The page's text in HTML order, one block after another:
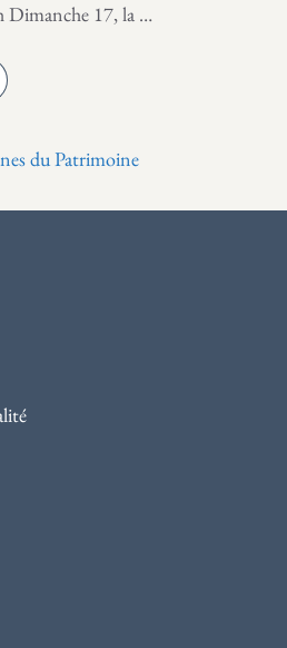
Dimanche 17, la …
du Patrimoine